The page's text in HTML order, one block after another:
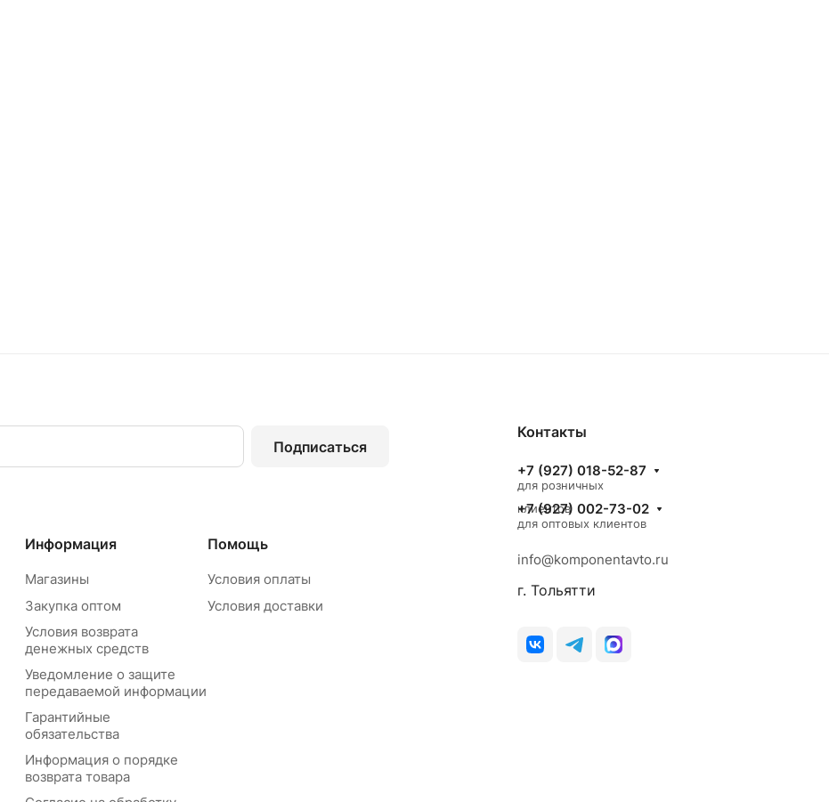
Подписаться
Информация
Магазины
Закупка оптом
Условия возврата
денежных средств
Уведомление о защите
передаваемой информации
Гарантийные
обязательства
Информация о порядке
возврата товара
Помощь
Условия оплаты
Условия доставки
Контакты
+7 (927) 018-52-87
для розничных
клиентов
+7 (927) 002-73-02
для оптовых клиентов
info@komponentavto.ru
г. Тольятти